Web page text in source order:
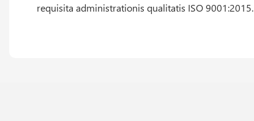
requisita administrationis qualitatis ISO 9001:2015.